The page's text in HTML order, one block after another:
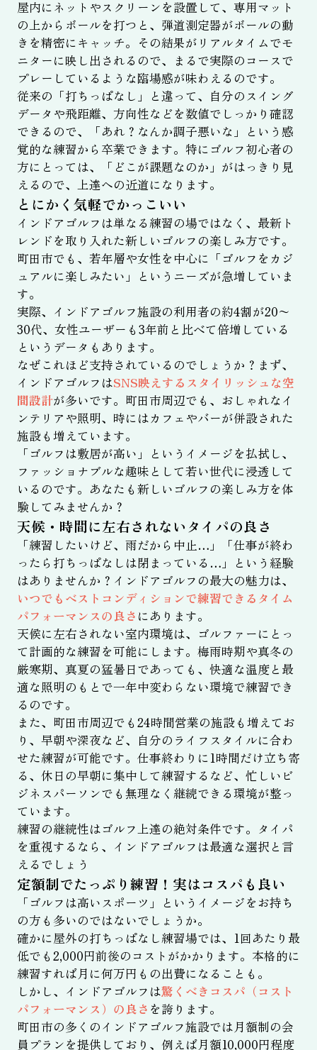
屋内にネットやスクリーンを設置して、専用マット
の上からボールを打つと、弾道測定器がボールの動
きを精密にキャッチ。その結果がリアルタイムでモ
ニターに映し出されるので、まるで実際のコースで
プレーしているような臨場感が味わえるのです。
従来の「打ちっぱなし」と違って、自分のスイング
データや飛距離、方向性などを数値でしっかり確認
できるので、「あれ？なんか調子悪いな」という感
覚的な練習から卒業できます。特にゴルフ初心者の
方にとっては、「どこが課題なのか」がはっきり見
えるので、上達への近道になります。
とにかく気軽でかっこいい
インドアゴルフは単なる練習の場ではなく、最新ト
レンドを取り入れた新しいゴルフの楽しみ方です。
町田市でも、若年層や女性を中心に「ゴルフをカジ
ュアルに楽しみたい」というニーズが急増していま
す。
実際、インドアゴルフ施設の利用者の約4割が20〜
30代、女性ユーザーも3年前と比べて倍増している
というデータもあります。
なぜこれほど支持されているのでしょうか？まず、
インドアゴルフはSNS映えするスタイリッシュな空
間設計が多いです。町田市周辺でも、おしゃれなイ
ンテリアや照明、時にはカフェやバーが併設された
施設も増えています。
「ゴルフは敷居が高い」というイメージを払拭し、
ファッショナブルな趣味として若い世代に浸透して
いるのです。あなたも新しいゴルフの楽しみ方を体
験してみませんか？
天候・時間に左右されないタイパの良さ
「練習したいけど、雨だから中止…」「仕事が終わ
ったら打ちっぱなしは閉まっている…」という経験
はありませんか？インドアゴルフの最大の魅力は、
いつでもベストコンディションで練習できるタイム
パフォーマンスの良さ にあります。
天候に左右されない室内環境は、ゴルファーにとっ
て計画的な練習を可能にします。梅雨時期や真冬の
厳寒期、真夏の猛暑日であっても、快適な温度と最
適な照明のもとで一年中変わらない環境で練習でき
るのです。
また、町田市周辺でも24時間営業の施設も増えてお
り、早朝や深夜など、自分のライフスタイルに合わ
せた練習が可能です。仕事終わりに1時間だけ立ち寄
る、休日の早朝に集中して練習するなど、忙しいビ
ジネスパーソンでも無理なく継続できる環境が整っ
ています。
練習の継続性はゴルフ上達の絶対条件です。タイパ
を重視するなら、インドアゴルフは最適な選択と言
えるでしょう
定額制でたっぷり練習！実はコスパも良い
「ゴルフは高いスポーツ」というイメージをお持ち
の方も多いのではないでしょうか。
確かに屋外の打ちっぱなし練習場では、1回あたり最
低でも2,000円前後のコストがかかります。本格的に
練習すれば月に何万円もの出費になることも。
しかし、インドアゴルフは驚くべきコスパ（コスト
パフォーマンス）の良さ を誇ります。
町田市の多くのインドアゴルフ施設では月額制の会
員プランを提供しており、例えば月額10,000円程度